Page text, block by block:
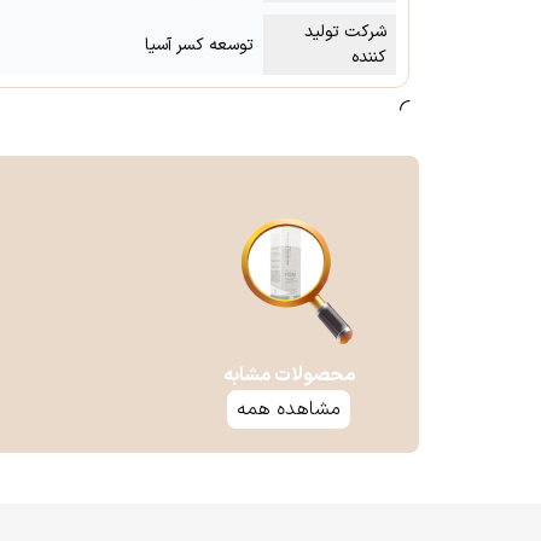
شرکت تولید
کننده
توسعه کسر آسیا
محصولات مشابه
مشاهده همه